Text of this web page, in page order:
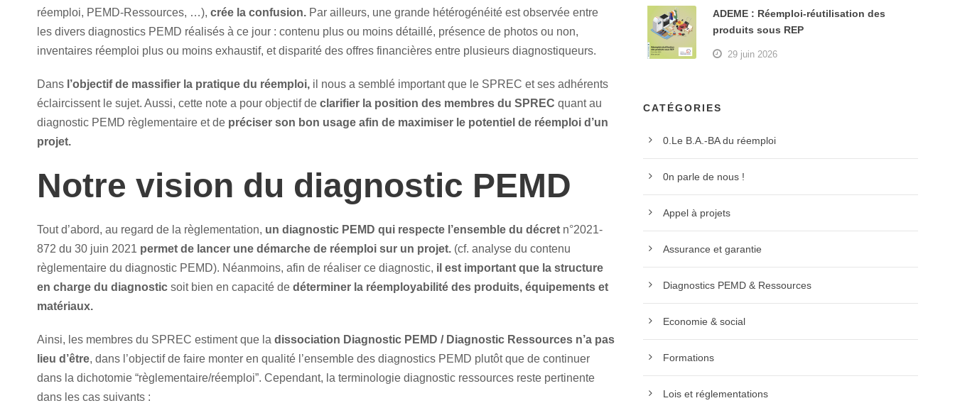
réemploi, PEMD-Ressources, …), crée la confusion. Par ailleurs, une grande hétérogénéité est observée entre
les divers diagnostics PEMD réalisés à ce jour : contenu plus ou moins détaillé, présence de photos ou non,
inventaires réemploi plus ou moins exhaustif, et disparité des offres financières entre plusieurs diagnostiqueurs.
Dans l’objectif de massifier la pratique du réemploi, il nous a semblé important que le SPREC et ses adhérents
éclaircissent le sujet. Aussi, cette note a pour objectif de clarifier la position des membres du SPREC quant au
diagnostic PEMD règlementaire et de préciser son bon usage afin de maximiser le potentiel de réemploi d’un
projet.
Notre vision du diagnostic PEMD
Tout d’abord, au regard de la règlementation, un diagnostic PEMD qui respecte l’ensemble du décret n°2021-
872 du 30 juin 2021 permet de lancer une démarche de réemploi sur un projet. (cf. analyse du contenu
règlementaire du diagnostic PEMD). Néanmoins, afin de réaliser ce diagnostic, il est important que la structure
en charge du diagnostic soit bien en capacité de déterminer la réemployabilité des produits, équipements et
matériaux.
Ainsi, les membres du SPREC estiment que la dissociation Diagnostic PEMD / Diagnostic Ressources n’a pas
lieu d’être, dans l’objectif de faire monter en qualité l’ensemble des diagnostics PEMD plutôt que de continuer
dans la dichotomie “règlementaire/réemploi”. Cependant, la terminologie diagnostic ressources reste pertinente
dans les cas suivants :
ADEME : Réemploi-réutilisation des
produits sous REP
29 juin 2026
CATÉGORIES
0.Le B.A.-BA du réemploi
0n parle de nous !
Appel à projets
Assurance et garantie
Diagnostics PEMD & Ressources
Economie & social
Formations
Lois et réglementations